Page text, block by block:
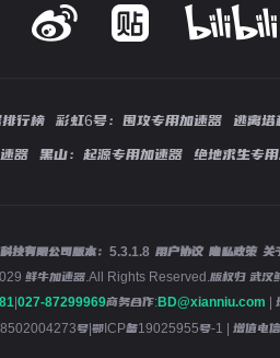
行榜 彩虹6号：围攻专用加速器
逃离塔
器
黑山：起源专用加速器 绝地求生专
技有限公司版本： 5.3.1.8 用户协议 隐私政策 关
鲜牛加速器.All Rights Reserved.版权归 武汉
027-87299969商务合作:BD@xianniu.com |
号 鄂ICP备19025955号-1 | 增值电